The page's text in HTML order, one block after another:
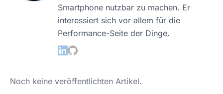
Smartphone nutzbar zu machen. Er
interessiert sich vor allem für die
Performance-Seite der Dinge.
Noch keine veröffentlichten Artikel.